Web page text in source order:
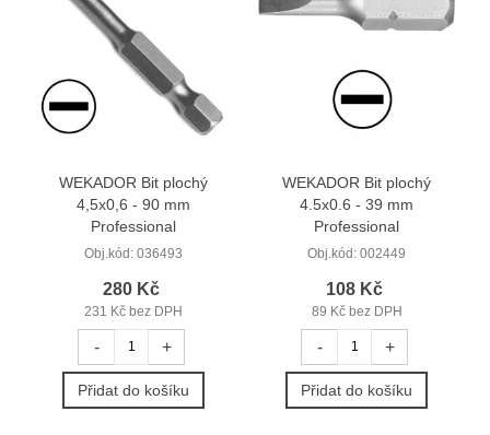
WEKADOR Bit plochý
4,5x0,6 - 90 mm
Professional
Obj.kód: 036493
280 Kč
231 Kč bez DPH
- +
Přidat do košíku
WEKADOR Bit plochý
4.5x0.6 - 39 mm
Professional
Obj.kód: 002449
108 Kč
89 Kč bez DPH
- +
Přidat do košíku